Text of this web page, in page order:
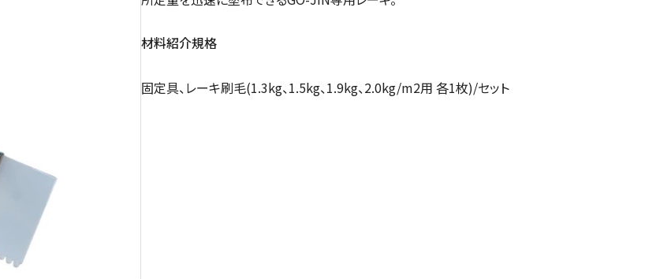
材料紹介規格
固定具、レーキ刷毛(1.3kg、1.5kg、1.9kg、2.0kg/m2用 各1枚)/セット